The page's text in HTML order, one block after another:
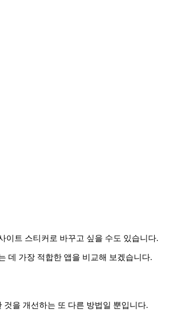
이트 스티커로 바꾸고 싶을 수도 있습니다.
데 가장 적합한 앱을 비교해 보겠습니다.
을 개선하는 또 다른 방법일 뿐입니다.